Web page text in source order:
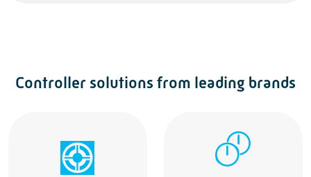
Controller solutions from leading brands